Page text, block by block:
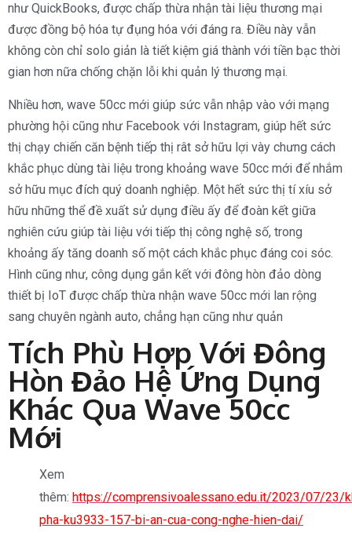
như QuickBooks, được chấp thừa nhận tài liệu thương mại
được đồng bộ hóa tự đụng hóa với đáng ra. Điều này vẫn
không còn chỉ solo giản là tiết kiệm giá thành với tiền bạc thời
gian hơn nữa chống chặn lỗi khi quản lý thương mại.
Nhiều hơn, wave 50cc mới giúp sức vẫn nhập vào với mạng
phường hội cũng như Facebook với Instagram, giúp hết sức
thị chạy chiến căn bệnh tiếp thị rât sở hữu lợi vày chưng cách
khắc phục dùng tài liệu trong khoảng wave 50cc mới để nhắm
sở hữu mục đích quý doanh nghiệp. Một hết sức thị tí xíu sở
hữu những thể đề xuất sử dụng điều ấy để đoàn kết giữa
nghiên cứu giúp tài liệu với tiếp thị công nghệ số, trong
khoảng ấy tăng doanh số một cách khắc phục đáng coi sóc.
Hình cũng như, công dụng gắn kết với đông hòn đảo dòng
thiết bị IoT được chấp thừa nhận wave 50cc mới lan rộng
sang chuyên ngành auto, chẳng hạn cũng như quản
Tích Phù Hợp Với Đông
Hòn Đảo Hệ Ứng Dụng
Khác Qua Wave 50cc
Mới
Xem
thêm: https://comprensivoalessano.edu.it/2023/07/23/
pha-ku3933-157-bi-an-cua-cong-nghe-hien-dai/